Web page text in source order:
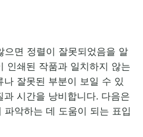
으면 정렬이 잘못되었음을 알
인쇄된 작품과 일치하지 않는
잘못된 부분이 보일 수 있
시간을 낭비합니다. 다음은
악하는 데 도움이 되는 표입